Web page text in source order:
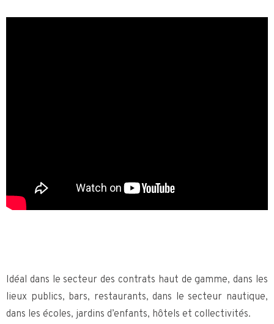
Idéal dans le secteur des contrats haut de gamme, dans les
lieux publics, bars, restaurants, dans le secteur nautique,
dans les écoles, jardins d’enfants, hôtels et collectivités.